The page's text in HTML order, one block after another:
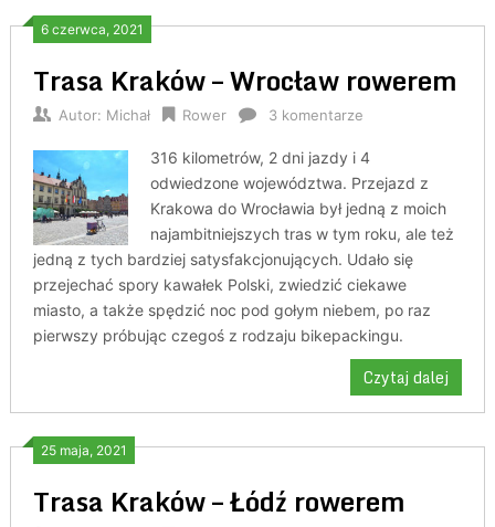
6 czerwca, 2021
Trasa Kraków – Wrocław rowerem
Autor: Michał Rower 3 komentarze
316 kilometrów, 2 dni jazdy i 4
odwiedzone województwa. Przejazd z
Krakowa do Wrocławia był jedną z moich
najambitniejszych tras w tym roku, ale też
jedną z tych bardziej satysfakcjonujących. Udało się
przejechać spory kawałek Polski, zwiedzić ciekawe
miasto, a także spędzić noc pod gołym niebem, po raz
pierwszy próbując czegoś z rodzaju bikepackingu.
Czytaj dalej
25 maja, 2021
Trasa Kraków – Łódź rowerem